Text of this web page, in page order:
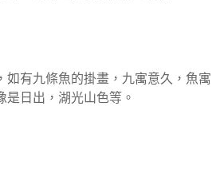
有九條魚的掛畫，九寓意久，魚寓
日出，湖光山色等。